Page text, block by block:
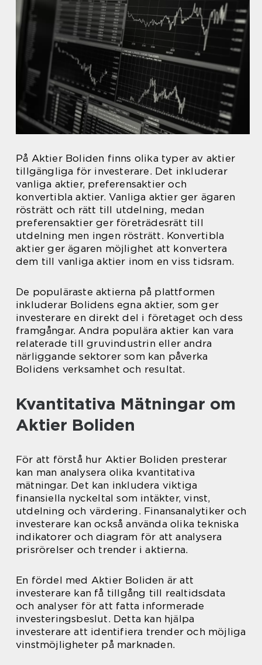
På Aktier Boliden finns olika typer av aktier
tillgängliga för investerare. Det inkluderar
vanliga aktier, preferensaktier och
konvertibla aktier. Vanliga aktier ger ägaren
rösträtt och rätt till utdelning, medan
preferensaktier ger företrädesrätt till
utdelning men ingen rösträtt. Konvertibla
aktier ger ägaren möjlighet att konvertera
dem till vanliga aktier inom en viss tidsram.
De populäraste aktierna på plattformen
inkluderar Bolidens egna aktier, som ger
investerare en direkt del i företaget och dess
framgångar. Andra populära aktier kan vara
relaterade till gruvindustrin eller andra
närliggande sektorer som kan påverka
Bolidens verksamhet och resultat.
Kvantitativa Mätningar om
Aktier Boliden
För att förstå hur Aktier Boliden presterar
kan man analysera olika kvantitativa
mätningar. Det kan inkludera viktiga
finansiella nyckeltal som intäkter, vinst,
utdelning och värdering. Finansanalytiker och
investerare kan också använda olika tekniska
indikatorer och diagram för att analysera
prisrörelser och trender i aktierna.
En fördel med Aktier Boliden är att
investerare kan få tillgång till realtidsdata
och analyser för att fatta informerade
investeringsbeslut. Detta kan hjälpa
investerare att identifiera trender och möjliga
vinstmöjligheter på marknaden.